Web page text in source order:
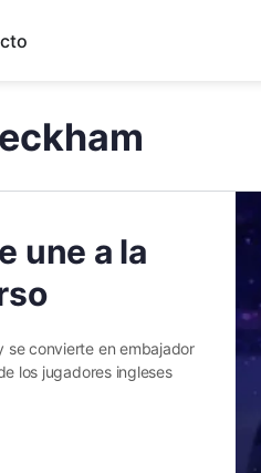
une a la
se convierte en embajador
los jugadores ingleses